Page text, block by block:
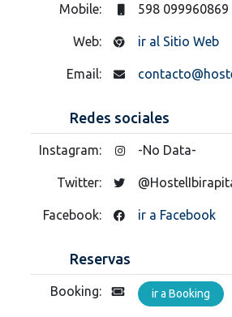
Mobile: 598 099960869
Web: ir al Sitio Web
Email:
Redes sociales
Instagram: -No Data-
Twitter:
Facebook: ir a Facebook
Reservas
Booking: ir a Booking